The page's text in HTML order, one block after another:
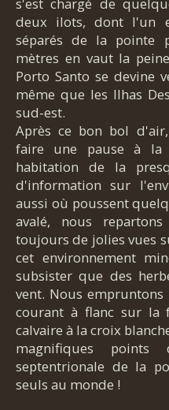
s'est chargé de
deux ilots, dont l'un
séparés de la pointe
mètres en vaut la
Porto Santo se devine
même que les Ilhas
sud-est.
Après ce bon bol
faire une pause à la
habitation de la
d'information sur
aussi où poussent
avalé, nous
toujours de jolies vues
cet environnement
subsister que des
vent. Nous
courant à flanc sur la
calvaire à la croix
magnifiques
septentrionale de la
seuls au monde !